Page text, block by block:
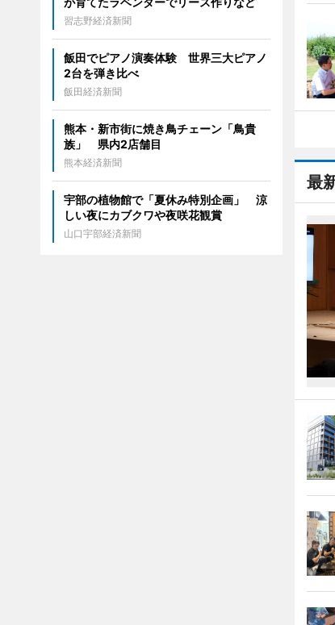
最
習志野経済新聞
飯田でピアノ演奏体験 世界三大ピアノ
2台を弾き比べ
飯田経済新聞
熊本・新市街に焼き鳥チェーン「鳥貴
族」 県内2店舗目
熊本経済新聞
宇部の植物館で「夏休み特別企画」 涼
しい夜にカブクワや夜咲花観賞
山口宇部経済新聞